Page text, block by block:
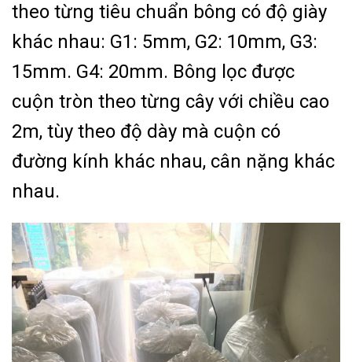
theo từng tiêu chuẩn bông có độ giày
khác nhau: G1: 5mm, G2: 10mm, G3:
15mm. G4: 20mm. Bông lọc được
cuộn tròn theo từng cây với chiều cao
2m, tùy theo độ dày mà cuộn có
đường kính khác nhau, cân nặng khác
nhau.